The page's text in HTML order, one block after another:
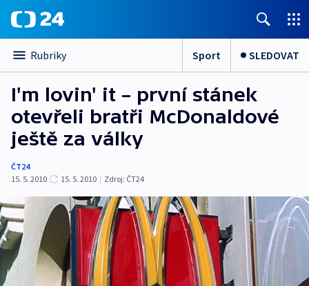
Rubriky Sport SLEDOVAT
I'm lovin' it – první stánek
otevřeli bratři McDonaldové
ještě za války
ČT24
15. 5. 2010
15. 5. 2010 | Zdroj: ČT24